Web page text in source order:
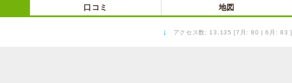
口コミ 地図
↓ アクセス数: 13,135 [7月: 80 | 6月: 83 ]